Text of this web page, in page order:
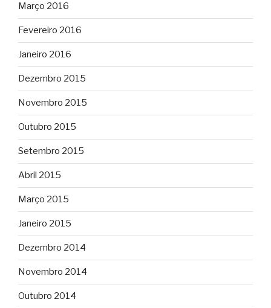
Março 2016
Fevereiro 2016
Janeiro 2016
Dezembro 2015
Novembro 2015
Outubro 2015
Setembro 2015
Abril 2015
Março 2015
Janeiro 2015
Dezembro 2014
Novembro 2014
Outubro 2014